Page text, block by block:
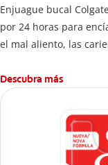
Enjuague bucal
por 24 horas para
el mal aliento, las
Descubra más